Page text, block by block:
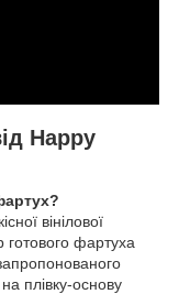
Happy
вінілової
готового фартуха
плівку-основу